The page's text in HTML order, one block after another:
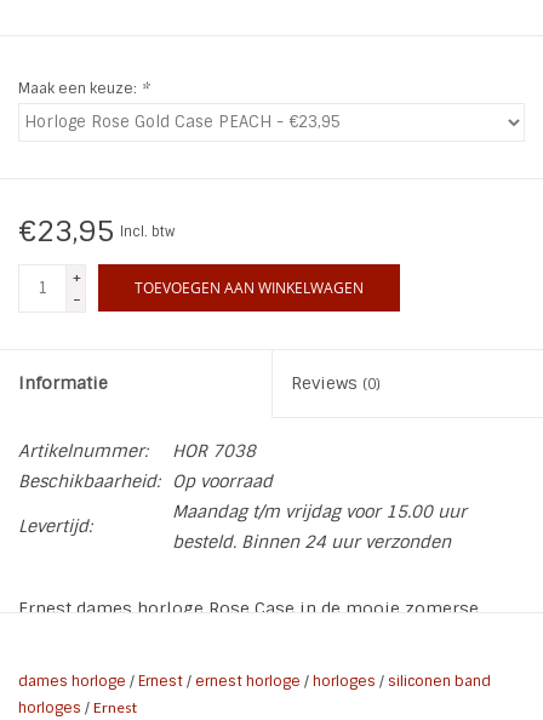
Blog
Maak een keuze: *
€23,95 Incl. btw
+
-
TOEVOEGEN AAN WINKELWAGEN
Informatie Reviews (0)
Artikelnummer:
HOR 7038
Beschikbaarheid:
Op voorraad
Levertijd:
Maandag t/m vrijdag voor 15.00 uur
besteld. Binnen 24 uur verzonden
Ernest dames horloge Rose Case in de mooie zomerse
Het horloge heeft een siliconen band welke rekbaar is en
daardoor ook geschikt voor de smallere en bredere pols.
dames horloge /Ernest/ ernest horloge /horloges /siliconen band
horloges / Ernest